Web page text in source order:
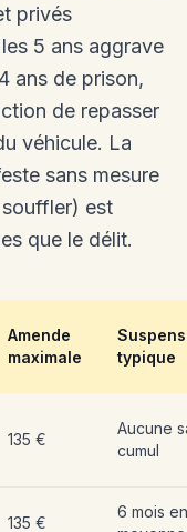
privés
5 ans aggrave
ans de prison,
de repasser
véhicule. La
sans mesure
est
que le délit.
Amende
maximale
typique
135 €
Aucune
cumul
135 €
6 mois en